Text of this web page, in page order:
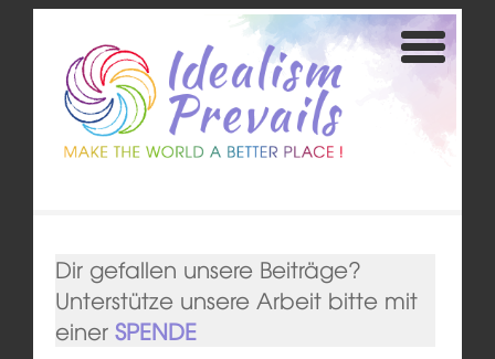
Dir gefallen unsere Beiträge?
Unterstütze unsere Arbeit bitte mit
einer SPENDE